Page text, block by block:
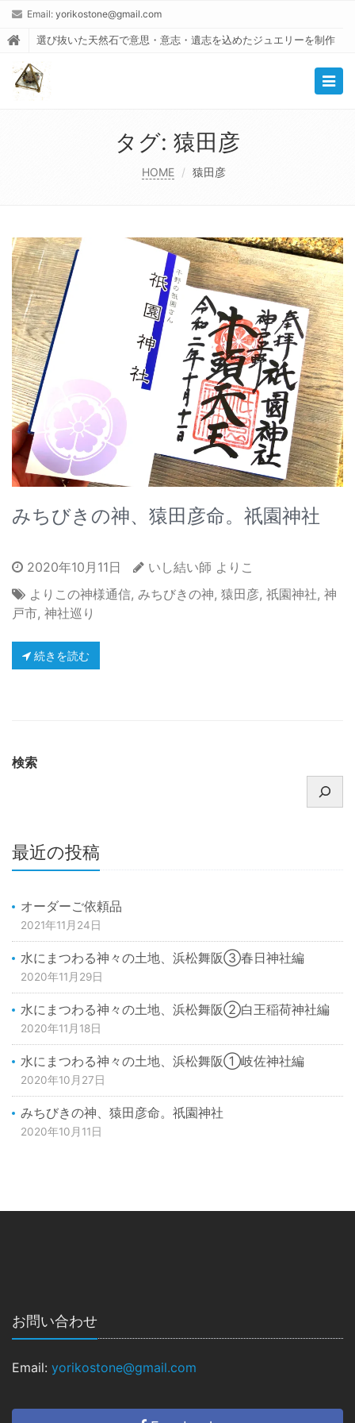
Email: yorikostone@gmail.com
選び抜いた天然石で意思・意志・遺志を込めたジュエリーを制作
タグ: 猿田彦
HOME 猿田彦
みちびきの神、猿田彦命。祇園神社
2020年10月11日
いし結い師 よりこ
よりこの神様通信, みちびきの神, 猿田彦, 祇園神社, 神
戸市, 神社巡り
続きを読む
検索
最近の投稿
オーダーご依頼品
2021年11月24日
水にまつわる神々の土地、浜松舞阪③春日神社編
2020年11月29日
水にまつわる神々の土地、浜松舞阪②白王稲荷神社編
2020年11月18日
水にまつわる神々の土地、浜松舞阪①岐佐神社編
2020年10月27日
みちびきの神、猿田彦命。祇園神社
2020年10月11日
お問い合わせ
Email: yorikostone@gmail.com